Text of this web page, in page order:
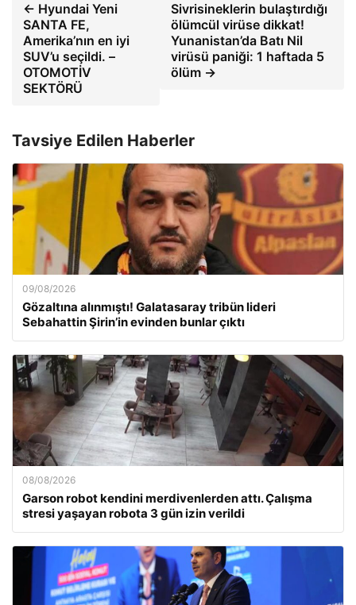
← Hyundai Yeni
SANTA FE,
Amerika’nın en iyi
SUV’u seçildi. –
OTOMOTİV
SEKTÖRÜ
Sivrisineklerin bulaştırdığı
ölümcül virüse dikkat!
Yunanistan’da Batı Nil
virüsü paniği: 1 haftada 5
ölüm →
Tavsiye Edilen Haberler
09/08/2026
Gözaltına alınmıştı! Galatasaray tribün lideri
Sebahattin Şirin’in evinden bunlar çıktı
08/08/2026
Garson robot kendini merdivenlerden attı. Çalışma
stresi yaşayan robota 3 gün izin verildi